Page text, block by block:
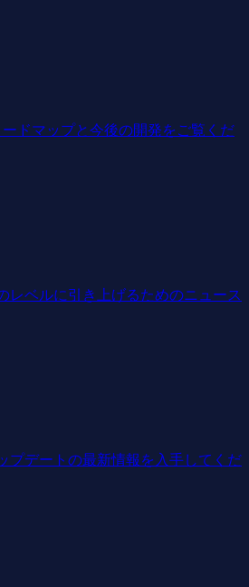
ドマップと今後の開発をご覧くだ
レベルに引き上げるためのニュース
プデートの最新情報を入手してくだ